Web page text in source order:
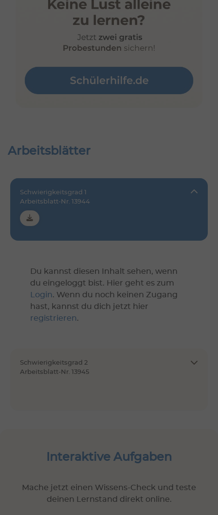
Arbeitsblätter
Schwierigkeitsgrad 1
Arbeitsblatt-Nr. 13944
Du kannst diesen Inhalt sehen, wenn
du eingeloggt bist. Hier geht es zum
Login. Wenn du noch keinen Zugang
hast, kannst du dich jetzt hier
registrieren.
Schwierigkeitsgrad 2
Arbeitsblatt-Nr. 13945
Interaktive Aufgaben
Mache jetzt einen Wissens-Check und teste
deinen Lernstand direkt online.